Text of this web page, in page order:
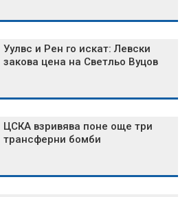
Уулвс и Рен го искат: Левски
закова цена на Светльо Вуцов
ЦСКА взривява поне още три
трансферни бомби